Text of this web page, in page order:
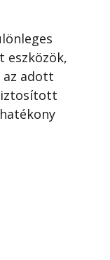
eszközök,
az adott